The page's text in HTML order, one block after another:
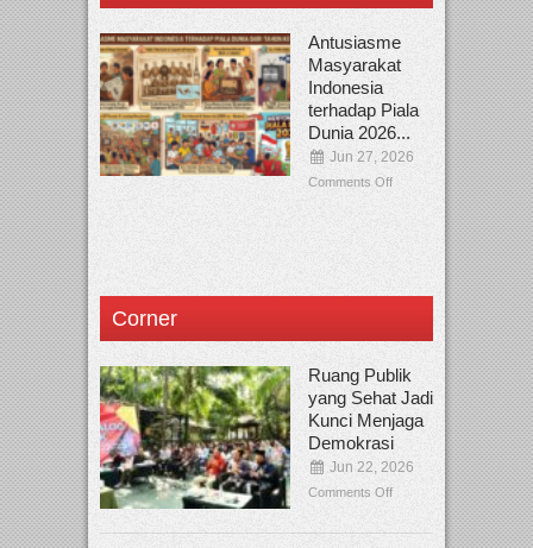
Antusiasme
Masyarakat
Indonesia
terhadap Piala
Dunia 2026...
Jun 27, 2026
Comments Off
Corner
Ruang Publik
yang Sehat Jadi
Kunci Menjaga
Demokrasi
Jun 22, 2026
Comments Off